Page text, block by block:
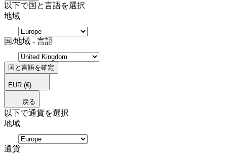
以下で国と言語を選択
地域
国/地域 - 言語
国と言語を確定
EUR (€)
戻る
以下で通貨を選択
地域
通貨